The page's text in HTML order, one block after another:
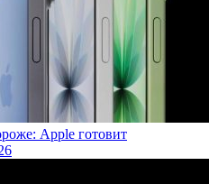
Apple готовит